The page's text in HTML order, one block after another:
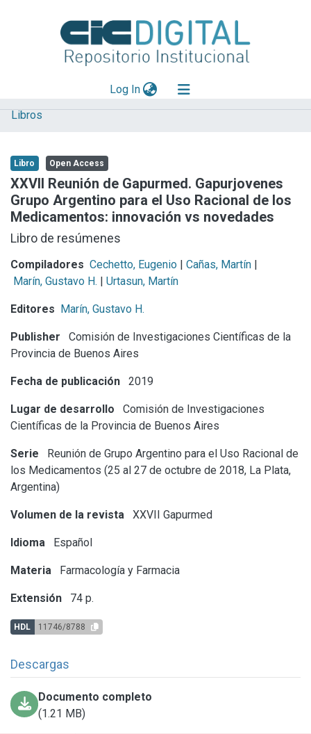
Log In(current)
Explorar
Aportar material
Statistics
Libros
Libro Open Access
XXVII Reunión de Gapurmed. Gapurjovenes
Grupo Argentino para el Uso Racional de los
Medicamentos: innovación vs novedades
Libro de resúmenes
Compiladores Cechetto, Eugenio | Cañas, Martín |
Marín, Gustavo H. | Urtasun, Martín
Editores Marín, Gustavo H.
Publisher
Comisión de Investigaciones Científicas de la
Provincia de Buenos Aires
Fecha de publicación 2019
Lugar de desarrollo
Comisión de Investigaciones
Científicas de la Provincia de Buenos Aires
Serie
Reunión de Grupo Argentino para el Uso Racional de
los Medicamentos (25 al 27 de octubre de 2018, La Plata,
Argentina)
Volumen de la revista XXVII Gapurmed
Idioma Español
Materia Farmacología y Farmacia
Extensión 74 p.
HDL 11746/8788
Descargas
Documento completo
(1.21 MB)